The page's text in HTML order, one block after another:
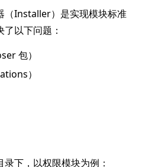
（Installer）是实现模块标准
以下问题：
包）
）
下，以权限模块为例：